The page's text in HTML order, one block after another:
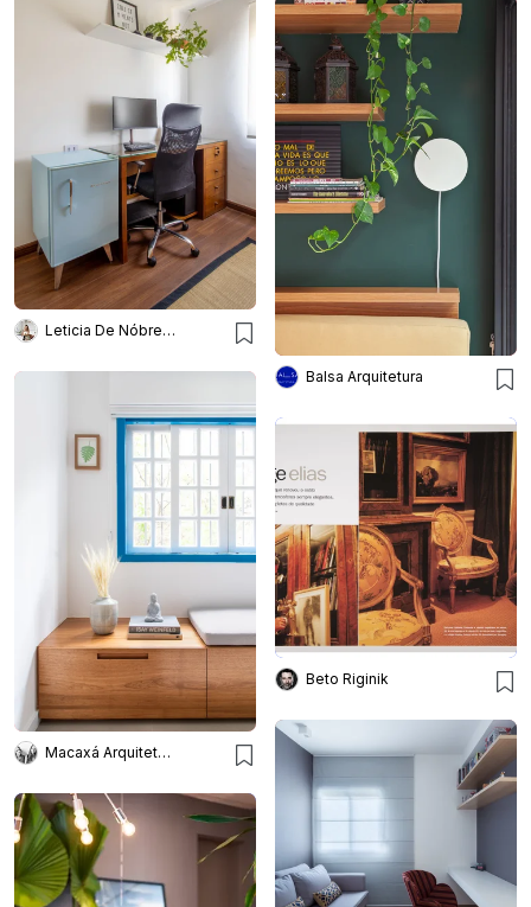
Leticia De Nóbrega Arquitetura
Balsa Arquitetura
Macaxá Arquitetura
Beto Riginik